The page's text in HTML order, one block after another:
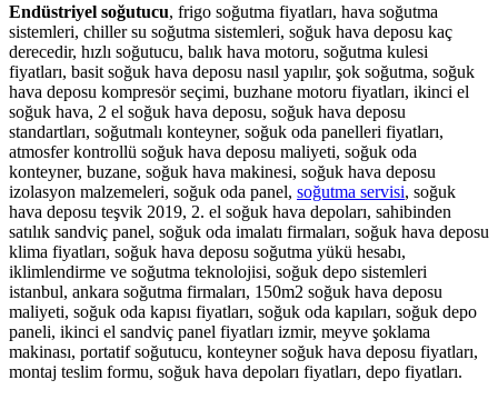
Endüstriyel soğutucu, frigo soğutma fiyatları, hava soğutma
sistemleri, chiller su soğutma sistemleri, soğuk hava deposu kaç
derecedir, hızlı soğutucu, balık hava motoru, soğutma kulesi
fiyatları, basit soğuk hava deposu nasıl yapılır, şok soğutma, soğuk
hava deposu kompresör seçimi, buzhane motoru fiyatları, ikinci el
soğuk hava, 2 el soğuk hava deposu, soğuk hava deposu
standartları, soğutmalı konteyner, soğuk oda panelleri fiyatları,
atmosfer kontrollü soğuk hava deposu maliyeti, soğuk oda
konteyner, buzane, soğuk hava makinesi, soğuk hava deposu
izolasyon malzemeleri, soğuk oda panel, soğutma servisi, soğuk
hava deposu teşvik 2019, 2. el soğuk hava depoları, sahibinden
satılık sandviç panel, soğuk oda imalatı firmaları, soğuk hava deposu
klima fiyatları, soğuk hava deposu soğutma yükü hesabı,
iklimlendirme ve soğutma teknolojisi, soğuk depo sistemleri
istanbul, ankara soğutma firmaları, 150m2 soğuk hava deposu
maliyeti, soğuk oda kapısı fiyatları, soğuk oda kapıları, soğuk depo
paneli, ikinci el sandviç panel fiyatları izmir, meyve şoklama
makinası, portatif soğutucu, konteyner soğuk hava deposu fiyatları,
montaj teslim formu, soğuk hava depoları fiyatları, depo fiyatları.